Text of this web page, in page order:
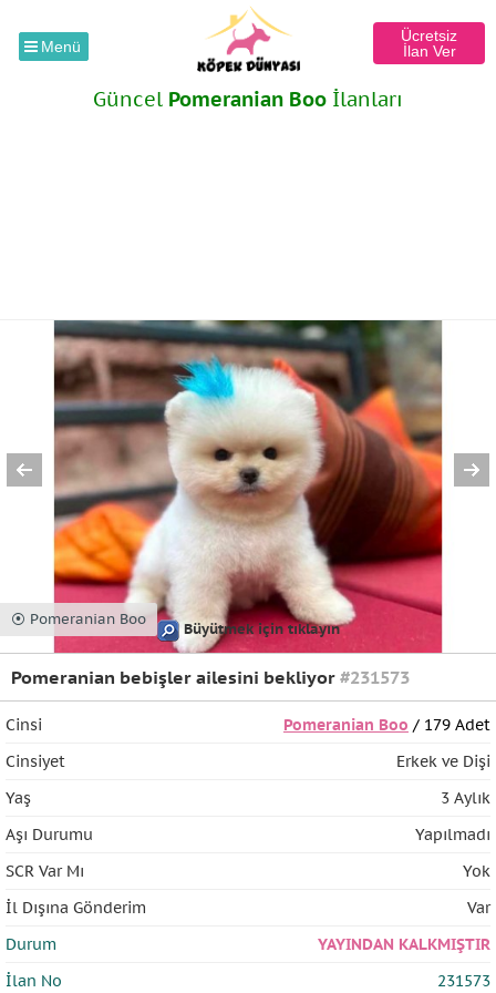
Menü
Ücretsiz
İlan Ver
Güncel Pomeranian Boo İlanları
⦿ Pomeranian Boo
Büyütmek için tıklayın
Pomeranian bebişler ailesini bekliyor #231573
Cinsi Pomeranian Boo / 179 Adet
Cinsiyet
Erkek ve Dişi
Yaş
3 Aylık
Aşı Durumu
Yapılmadı
SCR Var Mı
Yok
İl Dışına Gönderim
Var
Durum
YAYINDAN KALKMIŞTIR
İlan No
231573